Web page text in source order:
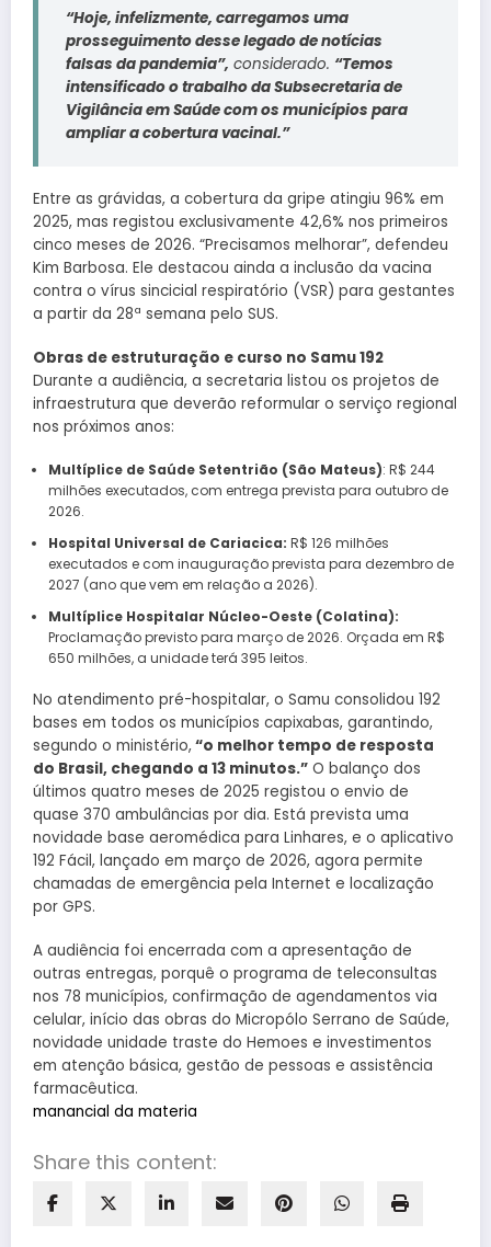
“Hoje, infelizmente, carregamos uma
prosseguimento desse legado de notícias
falsas da pandemia”, considerado. “Temos
intensificado o trabalho da Subsecretaria de
Vigilância em Saúde com os municípios para
ampliar a cobertura vacinal.”
Entre as grávidas, a cobertura da gripe atingiu 96% em
2025, mas registou exclusivamente 42,6% nos primeiros
cinco meses de 2026. “Precisamos melhorar”, defendeu
Kim Barbosa. Ele destacou ainda a inclusão da vacina
contra o vírus sincicial respiratório (VSR) para gestantes
a partir da 28ª semana pelo SUS.
Obras de estruturação e curso no Samu 192
Durante a audiência, a secretaria listou os projetos de
infraestrutura que deverão reformular o serviço regional
nos próximos anos:
Multíplice de Saúde Setentrião (São Mateus): R$ 244
milhões executados, com entrega prevista para outubro de
2026.
Hospital Universal de Cariacica: R$ 126 milhões
executados e com inauguração prevista para dezembro de
2027 (ano que vem em relação a 2026).
Multíplice Hospitalar Núcleo-Oeste (Colatina):
Proclamação previsto para março de 2026. Orçada em R$
650 milhões, a unidade terá 395 leitos.
No atendimento pré-hospitalar, o Samu consolidou 192
bases em todos os municípios capixabas, garantindo,
segundo o ministério,“o melhor tempo de resposta
do Brasil, chegando a 13 minutos.” O balanço dos
últimos quatro meses de 2025 registou o envio de
quase 370 ambulâncias por dia. Está prevista uma
novidade base aeromédica para Linhares, e o aplicativo
192 Fácil, lançado em março de 2026, agora permite
chamadas de emergência pela Internet e localização
por GPS.
A audiência foi encerrada com a apresentação de
outras entregas, porquê o programa de teleconsultas
nos 78 municípios, confirmação de agendamentos via
celular, início das obras do Micropólo Serrano de Saúde,
novidade unidade traste do Hemoes e investimentos
em atenção básica, gestão de pessoas e assistência
farmacêutica.
manancial da materia
Share this content: